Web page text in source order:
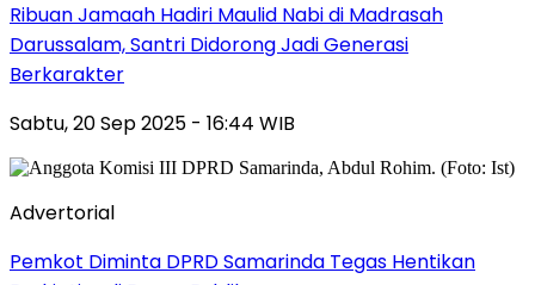
Ribuan Jamaah Hadiri Maulid Nabi di Madrasah
Darussalam, Santri Didorong Jadi Generasi
Berkarakter
Sabtu, 20 Sep 2025 - 16:44 WIB
Advertorial
Pemkot Diminta DPRD Samarinda Tegas Hentikan